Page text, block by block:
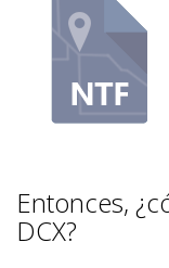
Entonces,
DCX?